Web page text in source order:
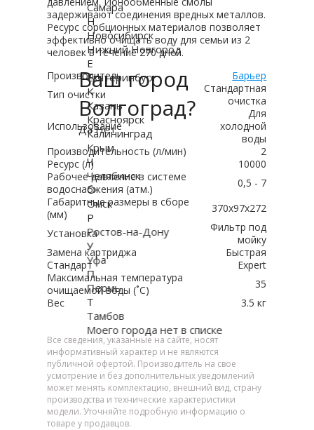
задерживают соединения вредных металлов.
Ресурс сорбционных материалов позволяет
эффективно очищать воду для семьи из 2
человек в течение 270 дней.
Производитель
Барьер
Тип очистки
Стандартная
очистка
Использование
Для
холодной
воды
Производительность (л/мин)
2
Ресурс (л)
10000
Рабочее давление в системе
водоснабжения (атм.)
0,5 - 7
Габаритные размеры в сборе
(мм)
370x97x272
Установка
Фильтр под
мойку
Замена картриджа
Быстрая
Стандарт
Expert
Максимальная температура
очищаемой воды (˚С)
35
Вес
3.5 кг
Все сведения, указанные на сайте, носят
информативный характер и не являются
публичной офертой. Производитель на свое
усмотрение и без дополнительных уведомлений
может менять комплектацию, внешний вид, страну
производства и технические характеристики
модели. Уточняйте подробную информацию о
товаре у продавцов.
Ваш город
Волгоград?
Да Нет
Самара
Н
Новосибирск
Нижний Новгород
Е
Екатеринбург
К
Казань
Красноярск
Калининград
Крым
Ч
Челябинск
О
Омск
Р
Ростов-на-Дону
У
Уфа
П
Пермь
Т
Тамбов
Моего города нет в списке